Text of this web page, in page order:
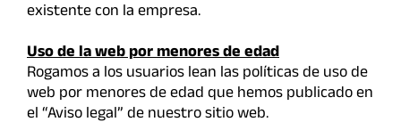
existente con la empresa.
Uso de la web por menores de edad
Rogamos a los usuarios lean las políticas de uso de
web por menores de edad que hemos publicado en
el “Aviso legal” de nuestro sitio web.